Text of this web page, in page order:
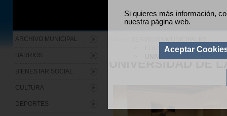
Si quieres más información,
nuestra página web.
Aceptar
EDUCACION
ARCHIVO MUNICIPAL
BARRIOS
BIENESTAR SOCIAL
CULTURA
DEPORTES